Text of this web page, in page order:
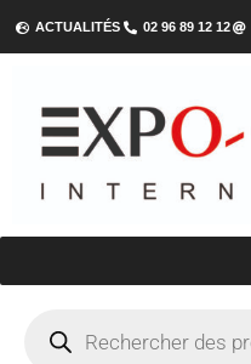
ACTUALITÉS 02 96 89 12 12